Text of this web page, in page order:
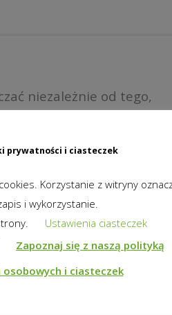
niezależnie od tego,
czy uczestniczą oni w
różnymi rozwiązaniami
– dla uczniów i
prywatności i ciasteczek
Korzystanie z witryny
i wykorzystanie.
Ustawienia ciasteczek
Zapoznaj się z naszą polityką
i ciasteczek